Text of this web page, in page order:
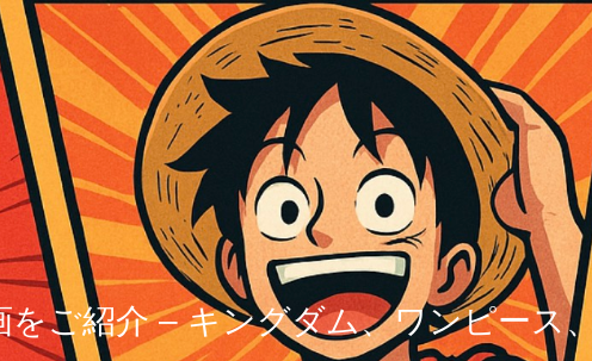
ご紹介 – キングダム、ワンピース